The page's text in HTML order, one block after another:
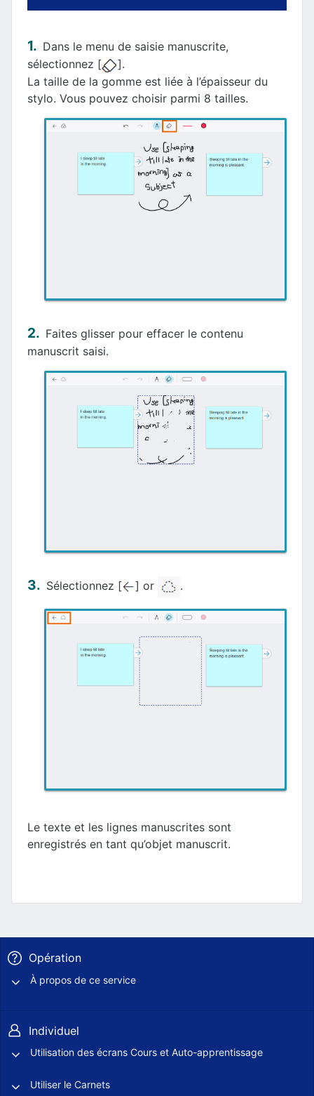
Dans le menu de saisie manuscrite,
sélectionnez [
].
La taille de la gomme est liée à l’épaisseur du
stylo. Vous pouvez choisir parmi 8 tailles.
Faites glisser pour effacer le contenu
manuscrit saisi.
Sélectionnez [ ] or .
Le texte et les lignes manuscrites sont
enregistrés en tant qu’objet manuscrit.
Opération
À propos de ce service
Individuel
Utilisation des écrans Cours et Auto-apprentissage
Utiliser le Carnets